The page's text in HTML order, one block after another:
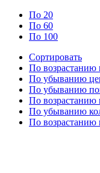
По 20
По 60
По 100
Сортировать
По возрастанию
По убыванию
По убыванию
По возрастанию
По убыванию
По возрастанию